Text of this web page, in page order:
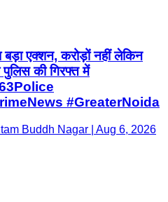
बड़ा एक्शन, करोड़ों नहीं लेकिन
की गिरफ्त में
#GreaterNoida
Buddh Nagar | Aug 6, 2026